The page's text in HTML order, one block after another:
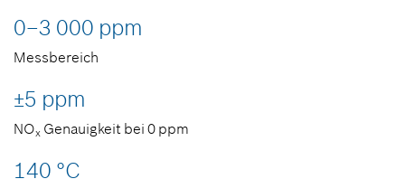
0–3 000 ppm
Messbereich
±5 ppm
NOx Genauigkeit bei 0 ppm
140 °C